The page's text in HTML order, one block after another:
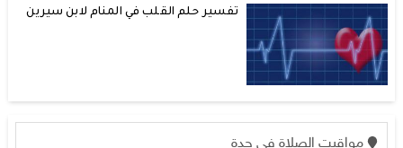
تفسير حلم القلب في المنام لابن سيرين